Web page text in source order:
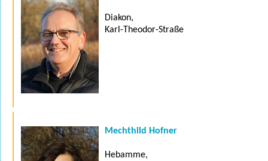
Diakon,
Karl-Theodor-Straße
Mechthild Hofner
Hebamme,